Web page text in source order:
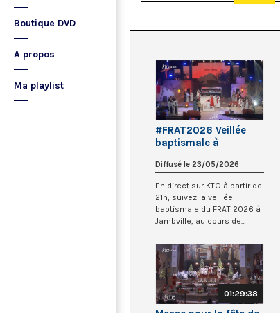
Boutique DVD
A propos
Ma playlist
#FRAT2026 Veillée
baptismale à
Jambville (Yvelines)
Diffusé le 23/05/2026
En direct sur KTO à partir de
21h, suivez la veillée
baptismale du FRAT 2026 à
Jambville, au cours de
01:29:38